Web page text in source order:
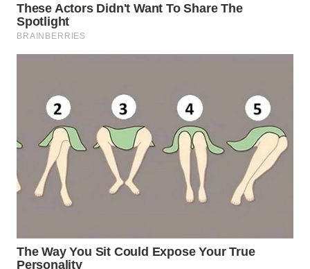
WN
KARO
WN
WN
LABUHANBATU
WN
TAPANULI
TENGAH
SERDANG